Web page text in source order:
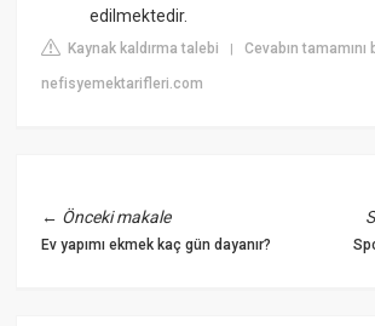
edilmektedir.
Kaynak kaldırma talebi |Cevabın
nefisyemektarifleri.com
← Önceki makale
Ev yapımı ekmek kaç gün dayanır?